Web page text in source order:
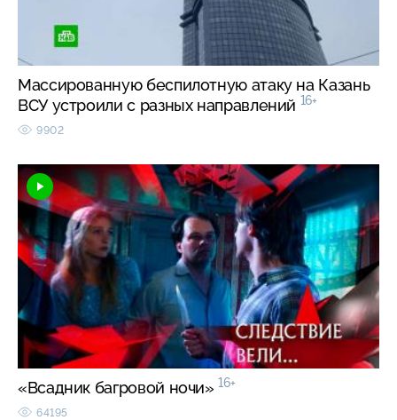
Массированную беспилотную атаку на Казань
ВСУ устроили с разных направлений 16+
9902
«Всадник багровой ночи» 16+
64195